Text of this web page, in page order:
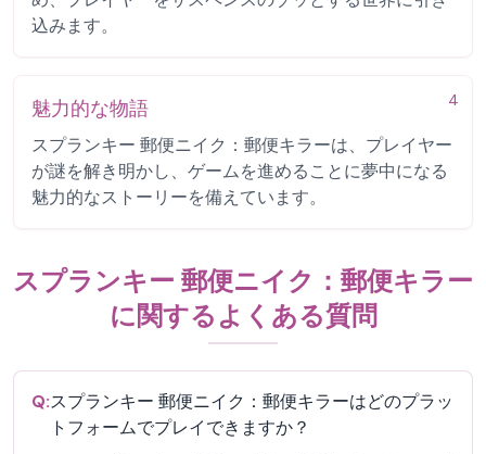
込みます。
4
魅力的な物語
スプランキー 郵便ニイク：郵便キラーは、プレイヤー
が謎を解き明かし、ゲームを進めることに夢中になる
魅力的なストーリーを備えています。
スプランキー 郵便ニイク：郵便キラー
に関するよくある質問
Q:スプランキー 郵便ニイク：郵便キラーはどのプラッ
トフォームでプレイできますか？